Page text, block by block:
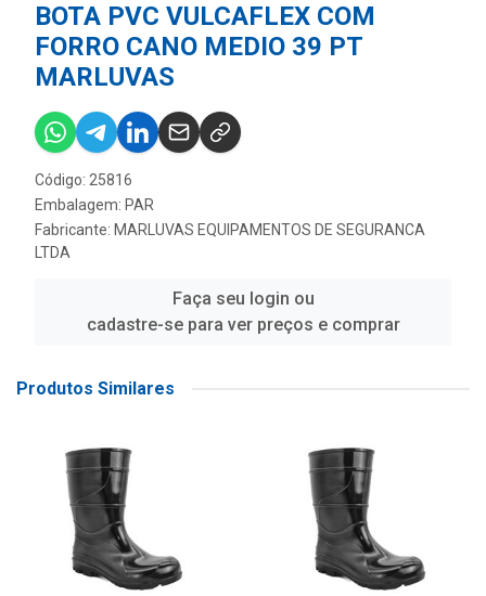
BOTA PVC VULCAFLEX COM
FORRO CANO MEDIO 39 PT
MARLUVAS
Código: 25816
Embalagem: PAR
Fabricante: MARLUVAS EQUIPAMENTOS DE SEGURANCA
LTDA
Faça seu login ou
cadastre-se para ver preços e comprar
Produtos Similares